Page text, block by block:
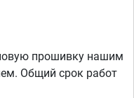
прошивку нашим
Общий срок работ